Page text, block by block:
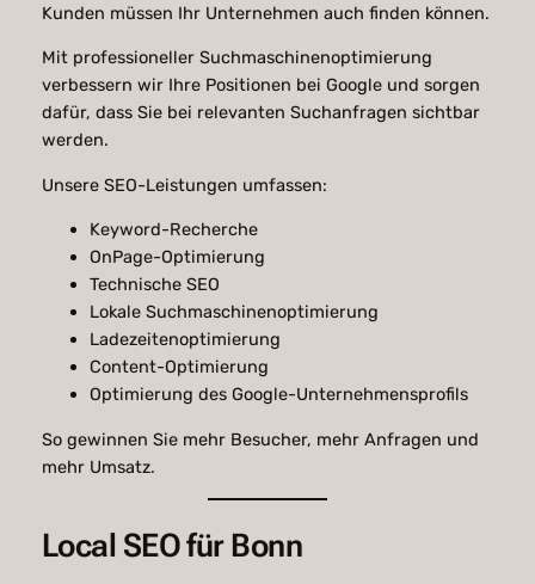
Kunden müssen Ihr Unternehmen auch finden können.
Mit professioneller Suchmaschinenoptimierung
verbessern wir Ihre Positionen bei Google und sorgen
dafür, dass Sie bei relevanten Suchanfragen sichtbar
werden.
Unsere SEO-Leistungen umfassen:
Keyword-Recherche
OnPage-Optimierung
Technische SEO
Lokale Suchmaschinenoptimierung
Ladezeitenoptimierung
Content-Optimierung
Optimierung des Google-Unternehmensprofils
So gewinnen Sie mehr Besucher, mehr Anfragen und
mehr Umsatz.
Local SEO für Bonn